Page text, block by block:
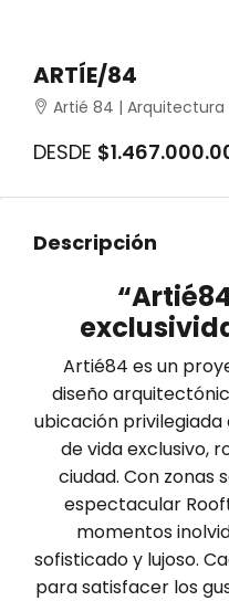
ARTÍE/84
Artié 84 | Arquitectura y
DESDE
Descripción
Artié84 es un
diseño
ubicación
de vida exclusivo,
ciudad. Con zonas
espectacular
momentos
sofisticado y lujoso.
para satisfacer los